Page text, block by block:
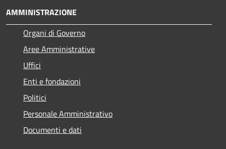
AMMINISTRAZIONE
Organi di Governo
Aree Amministrative
Uffici
Enti e fondazioni
Politici
Personale Amministrativo
Documenti e dati